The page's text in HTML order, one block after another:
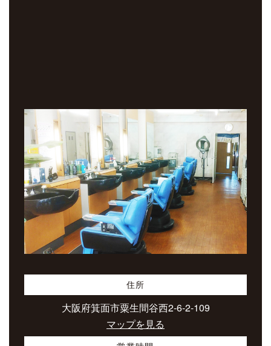
住所
大阪府箕面市粟生間谷西2-6-2-109
マップを見る